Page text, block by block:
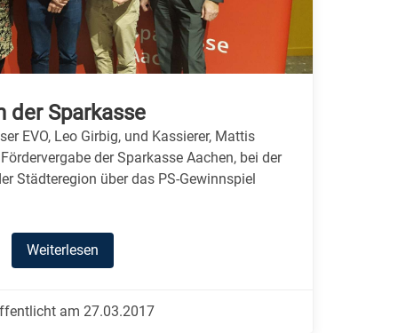
der Sparkasse
EVO, Leo Girbig, und Kassierer, Mattis
der Sparkasse Aachen, bei der
Städteregion über das PS-Gewinnspiel
Weiterlesen
am 27.03.2017